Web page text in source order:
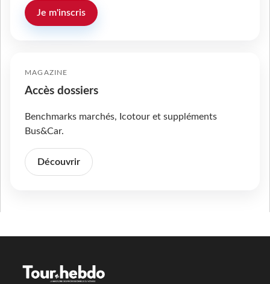
Je m'inscris
MAGAZINE
Accès dossiers
Benchmarks marchés, Icotour et suppléments
Bus&Car.
Découvrir